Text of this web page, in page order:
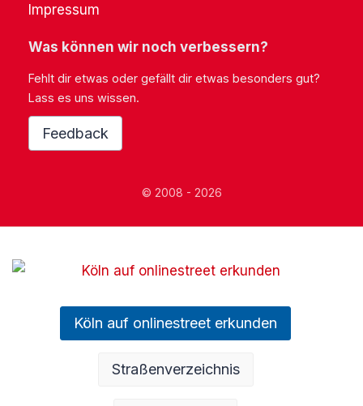
Impressum
Was können wir noch verbessern?
Fehlt dir etwas oder gefällt dir etwas besonders gut?
Lass es uns wissen.
Feedback
© 2008 - 2026
Köln auf onlinestreet erkunden
Straßenverzeichnis